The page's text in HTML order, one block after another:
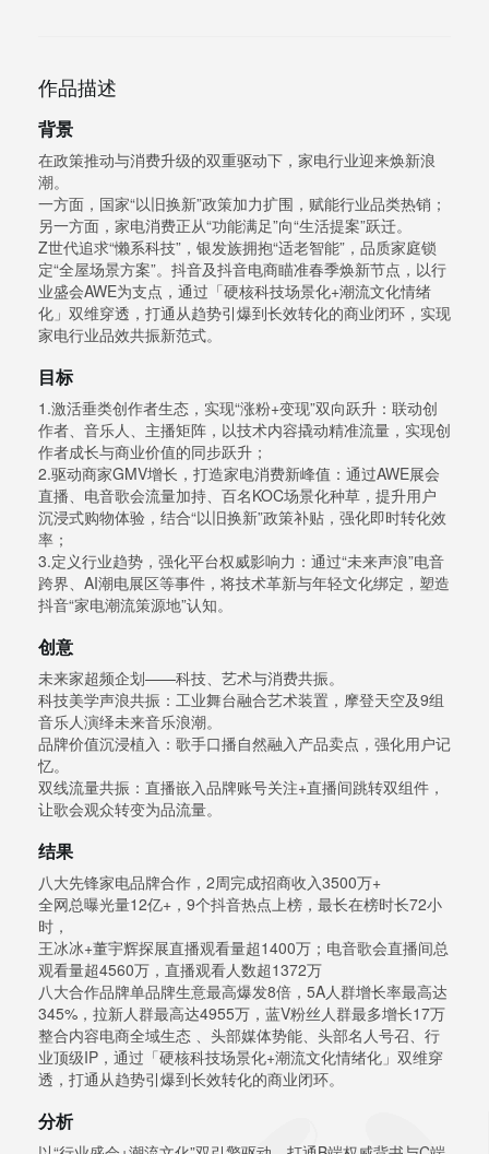
作品描述
背景
在政策推动与消费升级的双重驱动下，家电行业迎来焕新浪
潮。
一方面，国家“以旧换新”政策加力扩围，赋能行业品类热销；
另一方面，家电消费正从“功能满足”向“生活提案”跃迁。
Z世代追求“懒系科技”，银发族拥抱“适老智能”，品质家庭锁
定“全屋场景方案”。抖音及抖音电商瞄准春季焕新节点，以行
业盛会AWE为支点，通过「硬核科技场景化+潮流文化情绪
化」双维穿透，打通从趋势引爆到长效转化的商业闭环，实现
家电行业品效共振新范式。
目标
1.激活垂类创作者生态，实现“涨粉+变现”双向跃升：联动创
作者、音乐人、主播矩阵，以技术内容撬动精准流量，实现创
作者成长与商业价值的同步跃升；
2.驱动商家GMV增长，打造家电消费新峰值：通过AWE展会
直播、电音歌会流量加持、百名KOC场景化种草，提升用户
沉浸式购物体验，结合“以旧换新”政策补贴，强化即时转化效
率；
3.定义行业趋势，强化平台权威影响力：通过“未来声浪”电音
跨界、AI潮电展区等事件，将技术革新与年轻文化绑定，塑造
抖音“家电潮流策源地”认知。
创意
未来家超频企划——科技、艺术与消费共振。
科技美学声浪共振：工业舞台融合艺术装置，摩登天空及9组
音乐人演绎未来音乐浪潮。
品牌价值沉浸植入：歌手口播自然融入产品卖点，强化用户记
忆。
双线流量共振：直播嵌入品牌账号关注+直播间跳转双组件，
让歌会观众转变为品流量。
结果
八大先锋家电品牌合作，2周完成招商收入3500万+
全网总曝光量12亿+，9个抖音热点上榜，最长在榜时长72小
时，
王冰冰+董宇辉探展直播观看量超1400万；电音歌会直播间总
观看量超4560万，直播观看人数超1372万
八大合作品牌单品牌生意最高爆发8倍，5A人群增长率最高达
345%，拉新人群最高达4955万，蓝V粉丝人群最多增长17万
整合内容电商全域生态 、头部媒体势能、头部名人号召、行
业顶级IP，通过「硬核科技场景化+潮流文化情绪化」双维穿
透，打通从趋势引爆到长效转化的商业闭环。
分析